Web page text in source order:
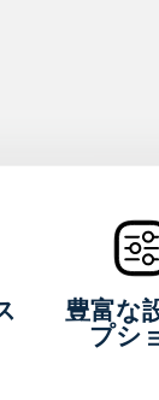
豊富な
プシ